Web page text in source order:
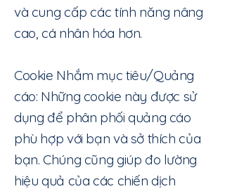
và cung cấp các tính năng nâng
cao, cá nhân hóa hơn.
Cookie Nhắm mục tiêu/Quảng
cáo: Những cookie này được sử
dụng để phân phối quảng cáo
phù hợp với bạn và sở thích của
bạn. Chúng cũng giúp đo lường
hiệu quả của các chiến dịch